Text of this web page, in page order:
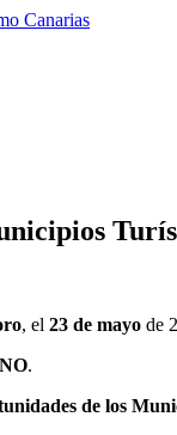
, el 23 de mayo de
.
de los